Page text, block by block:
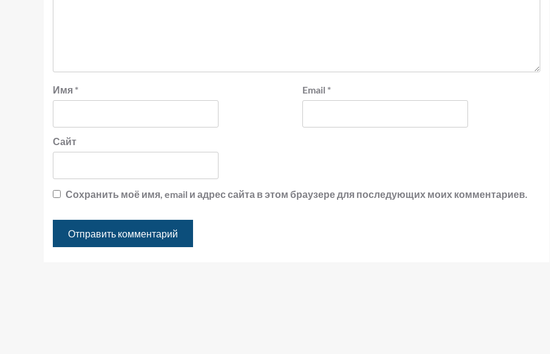
Имя * Email *
Сайт
Сохранить моё имя, email и адрес сайта в этом браузере для последующих моих комментариев.